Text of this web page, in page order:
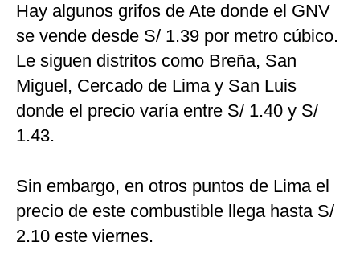
Hay algunos grifos de Ate donde el GNV
se vende desde S/ 1.39 por metro cúbico.
Le siguen distritos como Breña, San
Miguel, Cercado de Lima y San Luis
donde el precio varía entre S/ 1.40 y S/
1.43.
Sin embargo, en otros puntos de Lima el
precio de este combustible llega hasta S/
2.10 este viernes.